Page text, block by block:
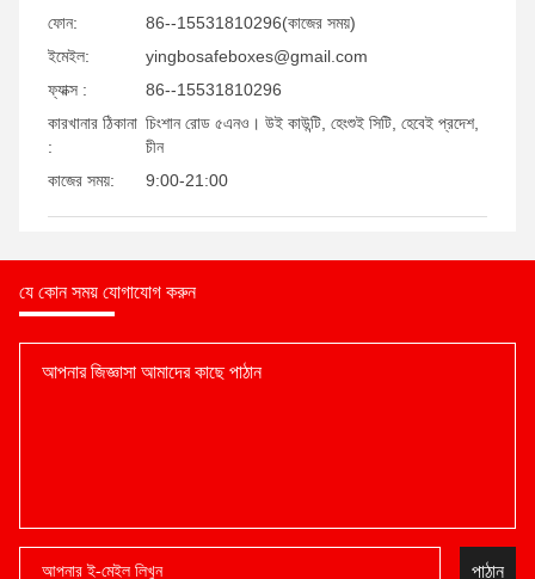
ফোন:
86--15531810296(কাজের সময়)
ইমেইল:
yingbosafeboxes@gmail.com
ফ্যাক্স :
86--15531810296
কারখানার ঠিকানা
:
চিংশান রোড ৫এনও। উই কাউন্টি, হেংশুই সিটি, হেবেই প্রদেশ,
চীন
কাজের সময়:
9:00-21:00
যে কোন সময় যোগাযোগ করুন
পাঠান